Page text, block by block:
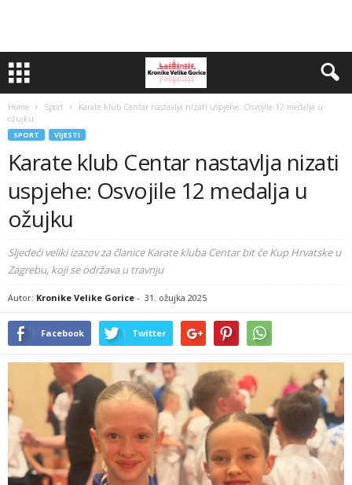
Home Sport
Karate klub Centar nastavlja nizati uspjehe: Osvojile 12 medalja u
ožujku
SPORT VIJESTI
Karate klub Centar nastavlja nizati
uspjehe: Osvojile 12 medalja u
ožujku
Sljedeći veliki izazov za članice Karate kluba Centar bit će Kup Hrvatske u
Zagrebu, koji se održava u travnju
Autor: Kronike Velike Gorice - 31. ožujka 2025
Facebook Twitter